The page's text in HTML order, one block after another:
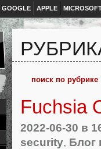
GOOGLE APPLE
Fuchsia
2022-06-30 в
security, Блог